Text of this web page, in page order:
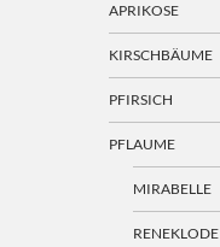
APRIKOSE
KIRSCHBÄUME
PFIRSICH
PFLAUME
MIRABELLE
RENEKLODE